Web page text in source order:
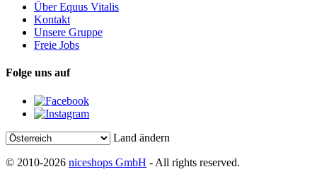
Über Equus Vitalis
Kontakt
Unsere Gruppe
Freie Jobs
Folge uns auf
Land ändern
© 2010-2026 niceshops GmbH - All rights reserved.